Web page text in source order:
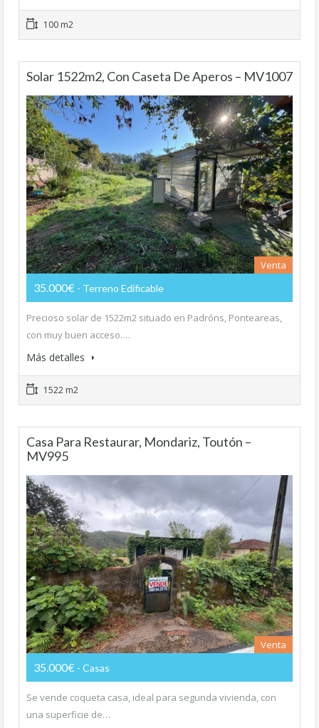
100 m2
Solar 1522m2, Con Caseta De Aperos – MV1007
Venta
35.000€ - Terreno Edificable
Precioso solar de 1522m2 situado en Padróns, Ponteareas,
con muy buen acceso.…
Más detalles
1522 m2
Casa Para Restaurar, Mondariz, Toutón –
MV995
Venta
35.000€ - Casas
Se vende coqueta casa, ideal para segunda vivienda, con
una superficie de…